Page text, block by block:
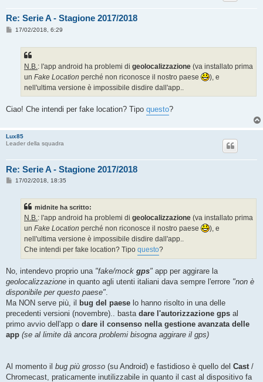
Re: Serie A - Stagione 2017/2018
M17/02/2018, 6:29
N.B.: l'app android ha problemi di geolocalizzazione (va installato prima
un Fake Location perché non riconosce il nostro paese
), e
nell'ultima versione è impossibile disdire dall'app..
Ciao! Che intendi per fake location? Tipo questo?
Lux85
Leader della squadra
Re: Serie A - Stagione 2017/2018
M17/02/2018, 18:35
midnite ha scritto:
N.B. : l'app android ha problemi di geolocalizzazione (va installato prima
un Fake Location perché non riconosce il nostro paese
), e
nell'ultima versione è impossibile disdire dall'app..
Che intendi per fake location? Tipo questo?
No, intendevo proprio una "fake/mock gps" app per aggirare la
geolocalizzazione in quanto agli utenti italiani dava sempre l'errore "non è
disponibile per questo paese"
Ma NON serve più, il
bug del paese lo hanno risolto in una delle
precedenti versioni (novembre).. basta dare l'autorizzazione gps al
primo avvio dell'app o dare il consenso nella gestione avanzata delle
app (se al limite dà ancora problemi bisogna aggirare il gps)
Al momento il bug più grosso (su Android) e fastidioso è quello del Cast /
Chromecast, praticamente inutilizzabile in quanto il cast al dispositivo fa